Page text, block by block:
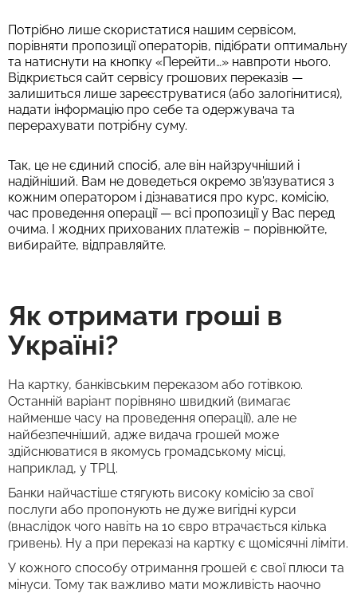
Потрібно лише скористатися нашим сервісом,
порівняти пропозиції операторів, підібрати оптимальну
та натиснути на кнопку «Перейти…» навпроти нього.
Відкриється сайт сервісу грошових переказів —
залишиться лише зареєструватися (або залогінитися),
надати інформацію про себе та одержувача та
перерахувати потрібну суму.
Так, це не єдиний спосіб, але він найзручніший і
надійніший. Вам не доведеться окремо зв'язуватися з
кожним оператором і дізнаватися про курс, комісію,
час проведення операції — всі пропозиції у Вас перед
очима. І жодних прихованих платежів – порівнюйте,
вибирайте, відправляйте.
Як отримати гроші в
Україні?
На картку, банківським переказом або готівкою.
Останній варіант порівняно швидкий (вимагає
найменше часу на проведення операції), але не
найбезпечніший, адже видача грошей може
здійснюватися в якомусь громадському місці,
наприклад, у ТРЦ.
Банки найчастіше стягують високу комісію за свої
послуги або пропонують не дуже вигідні курси
(внаслідок чого навіть на 10 євро втрачається кілька
гривень). Ну а при переказі на картку є щомісячні ліміти.
У кожного способу отримання грошей є свої плюси та
мінуси. Тому так важливо мати можливість наочно